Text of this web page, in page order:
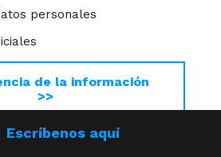
personales
de la información
>>
Escríbenos aquí